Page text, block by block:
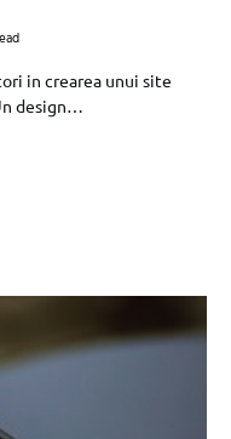
in crearea unui site
design…